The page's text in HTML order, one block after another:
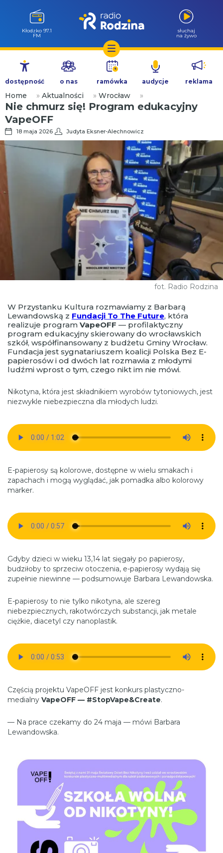
Przejdź
treści
Kłodzko 97.1
FM
słuchaj
na żywo
dostępność o nas ramówka audycje reklama
Home » Aktualności » Wrocław »
Nie chmurz się! Program edukacyjny
VapeOFF
18 maja 2026 Judyta Eksner-Alechnowicz
fot. Radio Rodzina
W Przystanku Kultura rozmawiamy z Barbarą
Lewandowską z Fundacji To The Future, która
realizuje program VapeOFF — profilaktyczny
program edukacyjny skierowany do wrocławskich
szkół, współfinansowany z budżetu Gminy Wrocław.
Fundacja jest sygnatariuszem koalicji Polska Bez E-
papierosów i od dwóch lat rozmawia z młodymi
ludźmi wprost o tym, czego nikt im nie mówi.
Nikotyna, która jest składnikiem wyrobów tytoniowych, jest
niezwykle niebezpieczna dla młodych ludzi.
E-papierosy są kolorowe, dostępne w wielu smakach i
zapachach i mogą wyglądać, jak pomadka albo kolorowy
marker.
Gdyby dzieci w wieku 13,14 lat sięgały po papierosy,
budziłoby to sprzeciw otoczenia, e-papierosy wydają się
zupełnie niewinne — podsumowuje Barbara Lewandowska.
E-papierosy to nie tylko nikotyna, ale szereg
niebezpiecznych, rakotwórczych substancji, jak metale
ciężkie, diacetyl czy nanoplastik.
Częścią projektu VapeOFF jest konkurs plastyczno-
medialny VapeOFF — #StopVape&Create.
— Na prace czekamy do 24 maja — mówi Barbara
Lewandowska.